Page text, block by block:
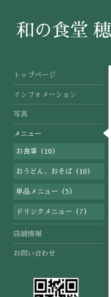
和の食堂
トップページ
インフォメーション
写真
メニュー
お食事（10）
おうどん、おそば（10）
単品メニュー（5）
ドリンクメニュー（7）
店舗情報
お問い合わせ